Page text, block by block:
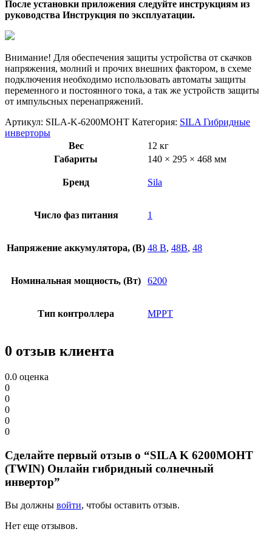
После установки приложения следуйте инструкциям из
руководства Инструкция по эксплуатации.
Внимание! Для обеспечения защиты устройства от скачков
напряжения, молний и прочих внешних фактором, в схеме
подключения необходимо использовать автоматы защиты
переменного и постоянного тока, а так же устройств защиты
от импульсных перенапряжений.
Артикул: SILA-K-6200MO​​HT Категория: SILA Гибридные
инверторы
Вес
12 кг
Габариты
140 × 295 × 468 мм
Бренд Sila
Число фаз питания 1
Напряжение аккумулятора, (В) 48 В, 48В, 48
Номинальная мощность, (Вт) 6200
Тип контроллера MPPT
0 отзыв клиента
0.0 оценка
0
0
0
0
0
Сделайте первый отзыв о “SILA K 6200MOHT
(TWIN) Онлайн гибридный солнечный
инвертор”
Вы должны войти, чтобы оставить отзыв.
Нет еще отзывов.